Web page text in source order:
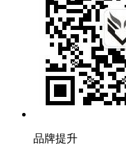
品牌提升